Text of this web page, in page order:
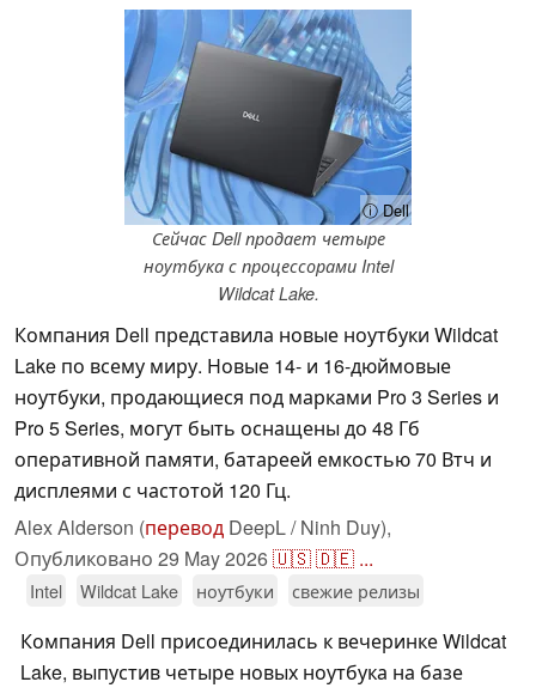
ⓘ Dell
Сейчас Dell продает четыре
ноутбука с процессорами Intel
Wildcat Lake.
Компания Dell представила новые ноутбуки Wildcat
Lake по всему миру. Новые 14- и 16-дюймовые
ноутбуки, продающиеся под марками Pro 3 Series и
Pro 5 Series, могут быть оснащены до 48 Гб
оперативной памяти, батареей емкостью 70 Втч и
дисплеями с частотой 120 Гц.
Alex Alderson (перевод DeepL / Ninh Duy),
Опубликовано 29 May 2026🇺🇸🇩🇪 ...
Intel Wildcat Lake ноутбуки свежие релизы
Компания Dell присоединилась к вечеринке Wildcat
Lake, выпустив четыре новых ноутбука на базе